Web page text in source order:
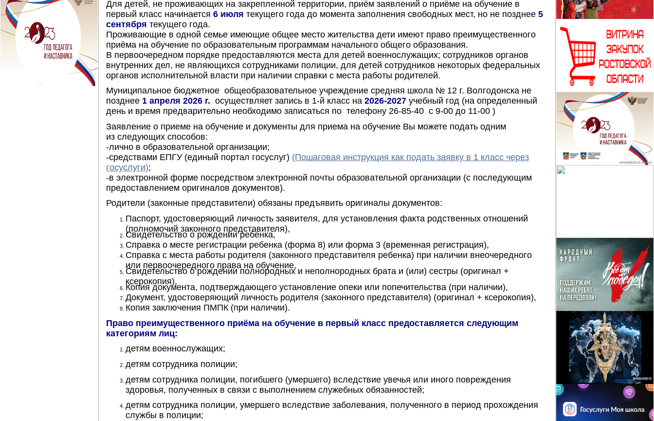
Для детей, не проживающих на закрепленной территории, приём заявлений о приёме на обучение в
первый класс начинается 6 июля текущего года до момента заполнения свободных мест, но не позднее 5
сентября текущего года.
Проживающие в одной семье имеющие общее место жительства дети имеют право преимущественного
приёма на обучение по образовательным программам начального общего образования.
В первоочередном порядке предоставляются места для детей военнослужащих; сотрудников органов
внутренних дел, не являющихся сотрудниками полиции, для детей сотрудников некоторых федеральных
органов исполнительной власти при наличии справки с места работы родителей.
Муниципальное бюджетное общеобразовательное учреждение средняя школа № 12 г. Волгодонска не
позднее 1 апреля 2026 г. осуществляет запись в 1-й класс на 2026-2027 учебный год (на определенный
день и время предварительно необходимо записаться по телефону 26-85-40 с 9-00 до 11-00 )
Заявление о приеме на обучение и документы для приема на обучение Вы можете подать одним
из следующих способов:
-лично в образовательной организации;
-средствами ЕПГУ (единый портал госуслуг) (Пошаговая инструкция как подать заявку в 1 класс через
госуслуги);
-в электронной форме посредством электронной почты образовательной организации (с последующим
предоставлением оригиналов документов).
Родители (законные представители) обязаны предъявить оригиналы документов:
Паспорт, удостоверяющий личность заявителя, для установления факта родственных отношений
(полномочий законного представителя),
Свидетельство о рождении ребенка,
Справка о месте регистрации ребенка (форма 8) или форма 3 (временная регистрация),
Справка с места работы родителя (законного представителя ребенка) при наличии внеочередного
или первоочередного права на обучение,
Свидетельство о рождении полнородных и неполнородных брата и (или) сестры (оригинал +
ксерокопия),
Копия документа, подтверждающего установление опеки или попечительства (при наличии),
Документ, удостоверяющий личность родителя (законного представителя) (оригинал + ксерокопия),
Копия заключения ПМПК (при наличии).
Право преимущественного приёма на обучение в первый класс предоставляется следующим
категориям лиц:
детям военнослужащих;
детям сотрудника полиции;
детям сотрудника полиции, погибшего (умершего) вследствие увечья или иного повреждения
здоровья, полученных в связи с выполнением служебных обязанностей;
детям сотрудника полиции, умершего вследствие заболевания, полученного в период прохождения
службы в полиции;